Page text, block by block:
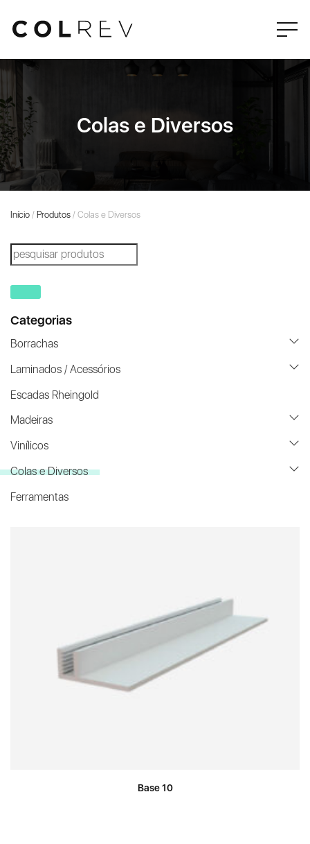
Colas e Diversos
Início / Produtos / Colas e Diversos
Products
search
Categorias
Borrachas
Laminados / Acessórios
Escadas Rheingold
Madeiras
Vinílicos
Colas e Diversos
Ferramentas
Base 10